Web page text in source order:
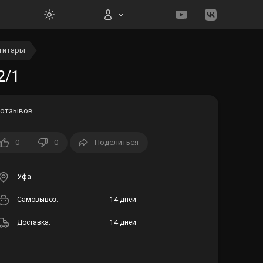
1
0 0 Поделиться
Уфа
Cамовывоз: 14 дней
Доставка: 14 дней